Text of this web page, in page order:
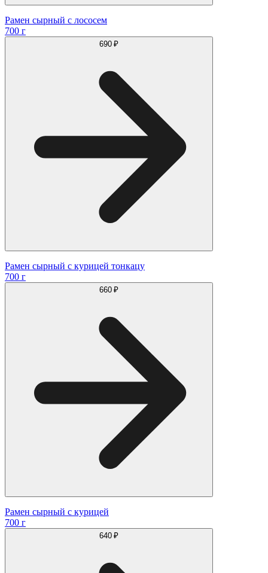
Рамен сырный с лососем
700 г
690 ₽
Рамен сырный с курицей тонкацу
700 г
660 ₽
Рамен сырный с курицей
700 г
640 ₽